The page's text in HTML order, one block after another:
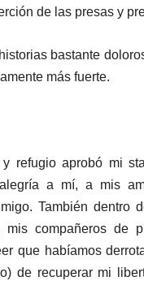
de las presas y
bastante
más fuerte.
refugio aprobó mi
a mí, a mis
También
mis compañeros de
que habíamos
de recuperar mi